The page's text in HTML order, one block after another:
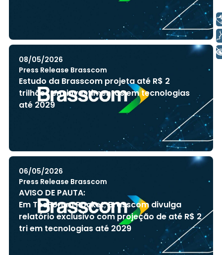
08/05/2026
Press Release Brasscom
Estudo da Brasscom projeta até R$ 2
trilhões em investimentos em tecnologias
até 2029
06/05/2026
Press Release Brasscom
AVISO DE PAUTA:
Em TecForum Pocket, Brasscom divulga
relatório exclusivo com projeção de até R$ 2
tri em tecnologias até 2029
Libras
Voz
+ Acessibilidade